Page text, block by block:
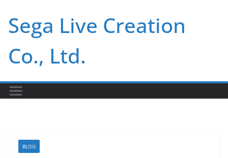
content
Sega Live Creation
Co., Ltd.
BLOG